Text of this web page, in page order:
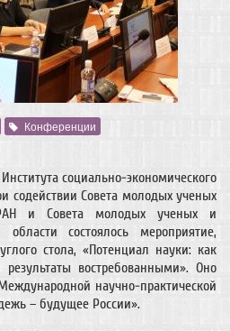
Конференции
социально-экономического
содействии Совета молодых ученых
и Совета молодых ученых и
области состоялось мероприятие,
стола, «Потенциал науки: как
результаты востребованными». Оно
научно-практической
– будущее России».